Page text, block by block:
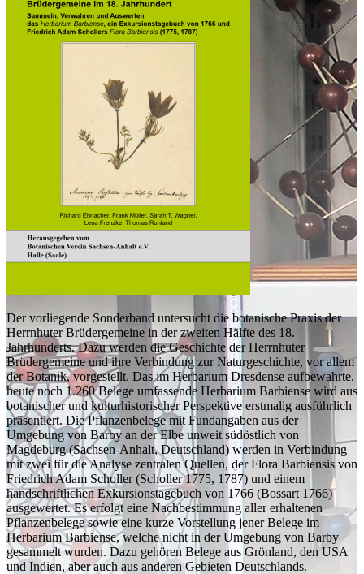
Der vorliegende Sonderband untersucht die botanische Praxis der
Herrnhuter Brüdergemeine in der zweiten Hälfte des 18.
Jahrhunderts. Dazu werden die Geschichte der Herrnhuter
Brüdergemeine und ihre Verbindung zur Naturgeschichte, vor allem
der Botanik, vorgestellt. Das im Herbarium Dresdense aufbewahrte,
heute noch 1.260 Belege umfassende Herbarium Barbiense wird aus
botanischer und kulturhistorischer Perspektive erstmalig ausführlich
präsentiert. Die Pflanzenbelege mit Fundangaben aus der
Umgebung von Barby an der Elbe unweit südöstlich von
Magdeburg (Sachsen-Anhalt, Deutschland) werden in Verbindung
mit zwei für die Analyse zentralen Quellen, der Flora Barbiensis von
Friedrich Adam Scholler (Scholler 1775, 1787) und einem
handschriftlichen Exkursionstagebuch von 1766 (Bossart 1766)
ausgewertet. Es erfolgt eine Nachbestimmung aller erhaltenen
Pflanzenbelege sowie eine kurze Vorstellung jener Belege im
Herbarium Barbiense, welche nicht in der Umgebung von Barby
gesammelt wurden. Dazu gehören Belege aus Grönland, den USA
und Indien, aber auch aus anderen Gebieten Deutschlands.